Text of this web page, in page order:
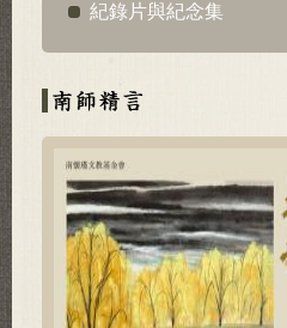
紀錄片與紀念集